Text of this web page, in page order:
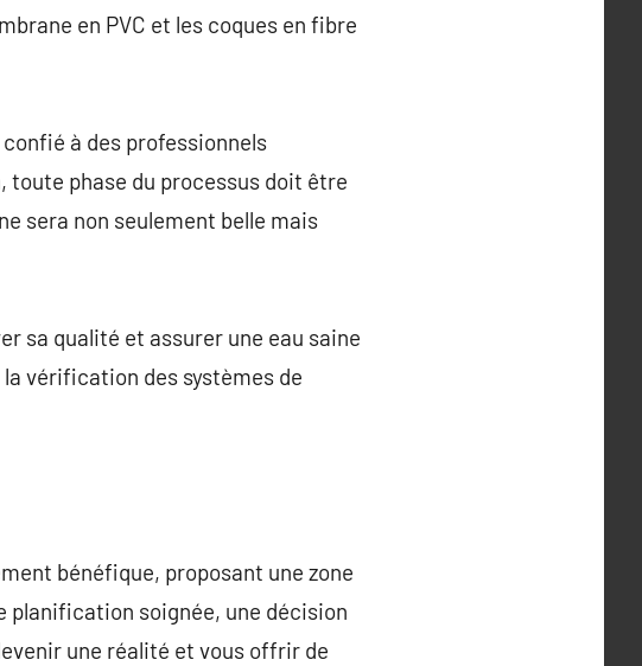
en PVC et les coques en fibre
à des professionnels
toute phase du processus doit être
sera non seulement belle mais
sa qualité et assurer une eau saine
vérification des systèmes de
bénéfique, proposant une zone
planification soignée, une décision
une réalité et vous offrir de